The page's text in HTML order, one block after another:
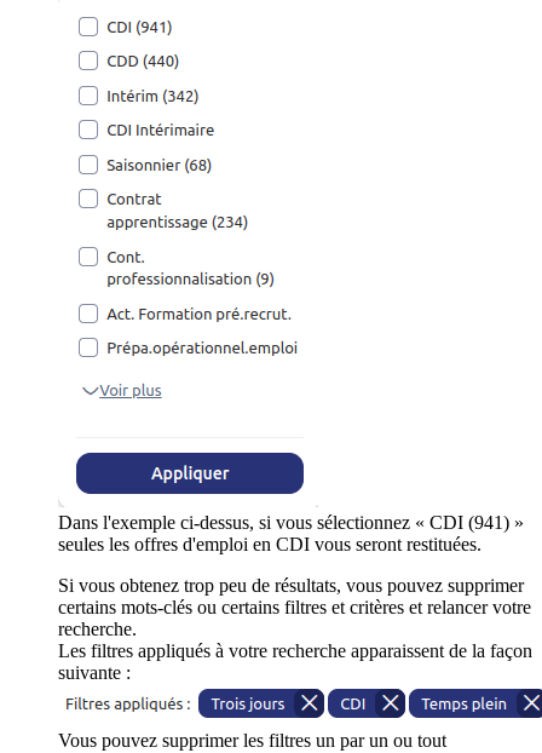
Dans l'exemple ci-dessus, si vous sélectionnez « CDI (941) »
seules les offres d'emploi en CDI vous seront restituées.
Si vous obtenez trop peu de résultats, vous pouvez supprimer
certains mots-clés ou certains filtres et critères et relancer votre
recherche.
Les filtres appliqués à votre recherche apparaissent de la façon
suivante :
Vous pouvez supprimer les filtres un par un ou tout